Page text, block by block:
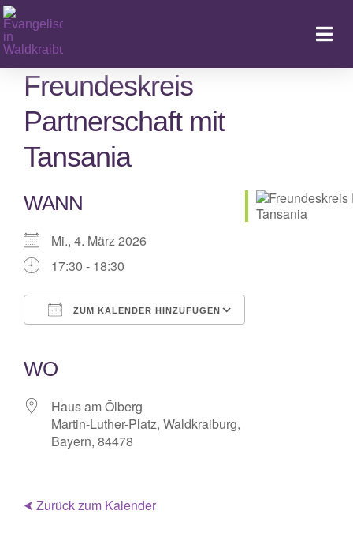
Zum
Inhalt
springen
Freundeskreis
Partnerschaft mit
Tansania
WANN
Mi., 4. März 2026
17:30 - 18:30
ZUM KALENDER HINZUFÜGEN
WO
Haus am Ölberg
Martin-Luther-Platz, Waldkraiburg,
Bayern, 84478
⮜ Zurück zum Kalender